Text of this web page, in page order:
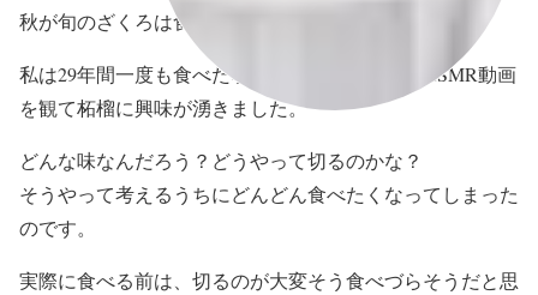
秋が旬のざくろは食べた事がありますか？
私は29年間一度も食べた事がなかったのですがASMR動画
を観て柘榴に興味が湧きました。
どんな味なんだろう？どうやって切るのかな？
そうやって考えるうちにどんどん食べたくなってしまった
のです。
実際に食べる前は、切るのが大変そう食べづらそうだと思